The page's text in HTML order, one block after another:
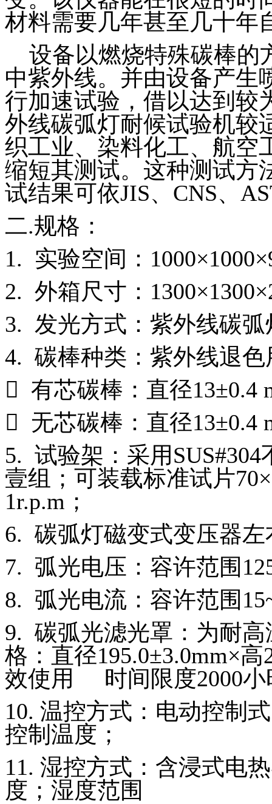
材料需要几年甚至几十年
设备以燃烧特殊碳棒的
中紫外线。并由设备产生
行加速试验，借以达到较
外线碳弧灯耐候试验机较
织工业、染料化工、航空
缩短其测试。这种测试方
试结果可依JIS、 CNS、
二.规格：
1. 实验空间： 1000×1000×
2. 外箱尺寸： 1300×1300×
3. 发光方式：紫外线碳
4. 碳棒种类：紫外线退
 有芯碳棒：直径13±0.4
 无芯碳棒：直径13±0.4
5. 试验架：采用 SUS#304
壹组；可装载标准试片70×
1r.p.m ；
6. 碳弧灯磁变式变压器
7. 弧光电压：容许范围
8. 弧光电流：容许范围
9. 碳弧光滤光罩：为耐
格：直径195.0±3.0mm×高
效使用 时间限度2000小
10. 温控方式：电动控制
控制温度；
11. 湿控方式：含浸式电
度；湿度范围